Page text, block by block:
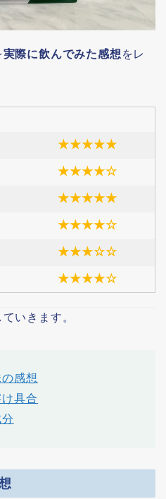
実際に飲んでみた感想 をレ
★★★★★
★★★★☆
★★★★★
★★★★☆
★★★☆☆
★★★★☆
いきます。
感想
具合